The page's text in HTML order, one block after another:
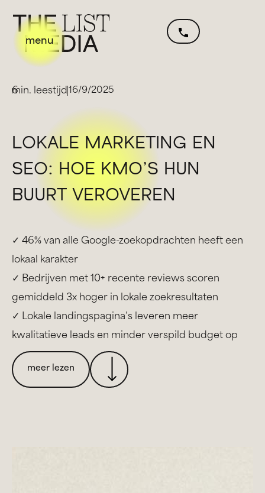
menu
6
min. leestijd| 16/9/2025
LOKALE MARKETING EN
SEO: HOE KMO’S HUN
BUURT VEROVEREN
✓ 46% van alle Google-zoekopdrachten heeft een
lokaal karakter
✓ Bedrijven met 10+ recente reviews scoren
gemiddeld 3x hoger in lokale zoekresultaten
✓ Lokale landingspagina’s leveren meer
kwalitatieve leads en minder verspild budget op
meer lezen